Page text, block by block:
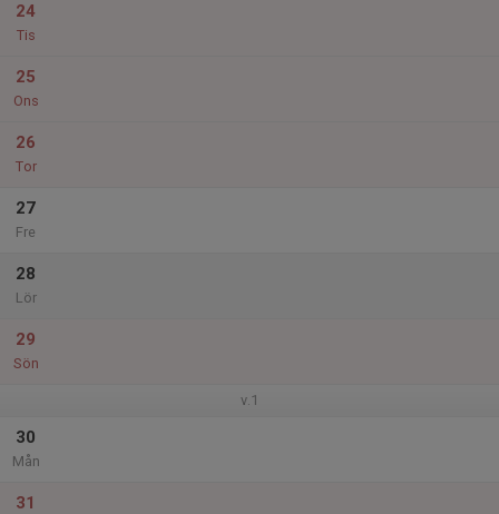
24
Tis
25
Ons
26
Tor
27
Fre
28
Lör
29
Sön
v.1
30
Mån
31